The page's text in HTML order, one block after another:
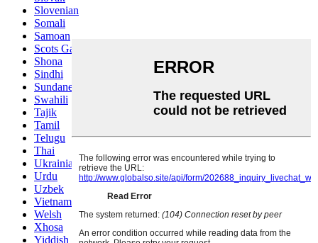
Slovenian
Somali
Samoan
Scots Gaelic
Shona
Sindhi
Sundanese
Swahili
Tajik
Tamil
Telugu
Thai
Ukrainian
Urdu
Uzbek
Vietnamese
Welsh
Xhosa
Yiddish